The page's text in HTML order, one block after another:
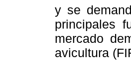
y se
principales
mercado
avicultura